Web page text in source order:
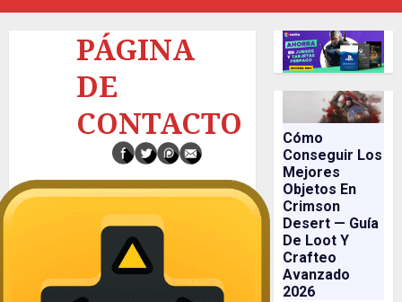
principal
PÁGINA
DE
CONTACTO
Cómo
Conseguir Los
Mejores
Objetos En
Crimson
Desert — Guía
De Loot Y
Crafteo
Avanzado
2026